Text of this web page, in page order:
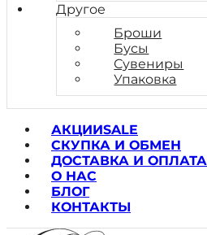
Другое
Броши
Бусы
Сувениры
Упаковка
АКЦИИSALE
СКУПКА И ОБМЕН
ДОСТАВКА И ОПЛАТА
О НАС
БЛОГ
КОНТАКТЫ